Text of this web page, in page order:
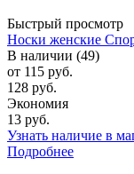
Быстрый просмотр
Носки женские
В наличии (49)
от 115 руб.
128 руб.
Экономия
13 руб.
Узнать наличие в
Подробнее